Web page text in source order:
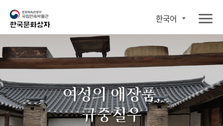
한국어
여성의 애장품,
규중칠우